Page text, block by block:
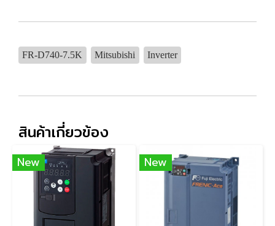
FR-D740-7.5K Mitsubishi Inverter
สินค้าเกี่ยวข้อง
New New